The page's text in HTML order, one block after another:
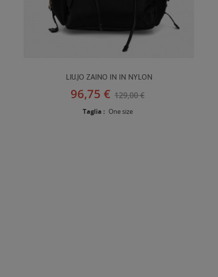
LIU.JO ZAINO IN IN NYLON
96,75 € 129,00 €
Taglia : One size